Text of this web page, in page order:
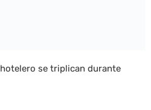
se triplican durante